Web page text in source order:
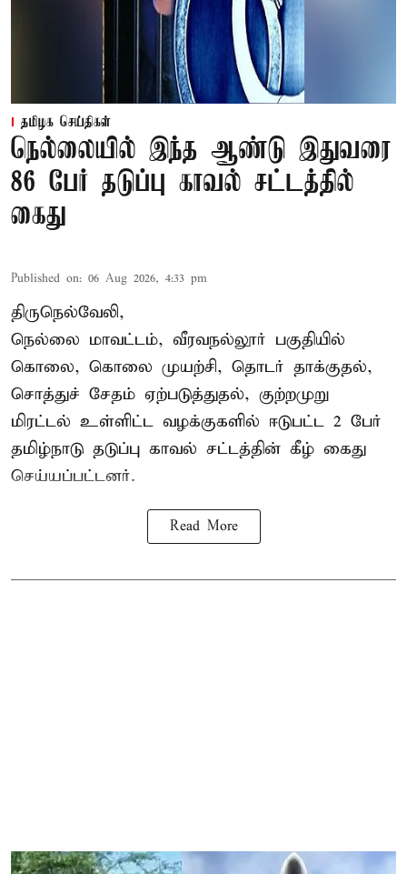
தமிழக செய்திகள்
நெல்லையில் இந்த ஆண்டு இதுவரை
86 பேர் தடுப்பு காவல் சட்டத்தில்
கைது
Published on: 06 Aug 2026, 4:33 pm
திருநெல்வேலி,
நெல்லை மாவட்டம், வீரவநல்லூர் பகுதியில்
கொலை, கொலை முயற்சி, தொடர் தாக்குதல்,
சொத்துச் சேதம் ஏற்படுத்துதல், குற்றமுறு
மிரட்டல் உள்ளிட்ட வழக்குகளில் ஈடுபட்ட 2 பேர்
தமிழ்நாடு தடுப்பு காவல் சட்டத்தின் கீழ் கைது
செய்யப்பட்டனர்.
Read More